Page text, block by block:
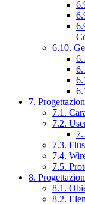
6.10.
7.
7.1.
7.2.
7.3.
7.4.
7.5.
8.
8.1.
8.2.